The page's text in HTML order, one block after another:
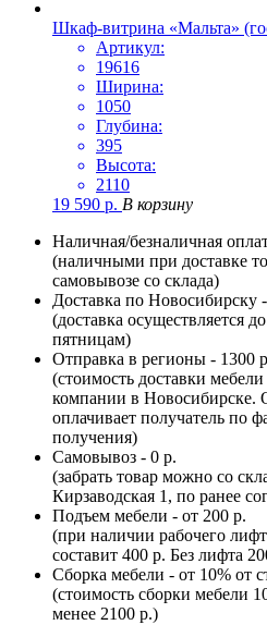
Шкаф-витрина «Мальта»
Артикул:
19616
Ширина:
1050
Глубина:
395
Высота:
2110
19 590 р. В корзину
Наличная/безналичная
(наличными при доставке
самовывозе со склада)
Доставка по Новосибирску
(доставка осуществляется
пятницам)
Отправка в регионы - 1300
(стоимость доставки
компании в Новосибирске.
оплачивает получатель по
получения)
Самовывоз - 0 р.
(забрать товар можно со
Кирзаводская 1, по ранее
Подъем мебели - от 200 р.
(при наличии рабочего
составит 400 р. Без лифта
Сборка мебели - от 10% от
(стоимость сборки мебели
менее 2100 р.)